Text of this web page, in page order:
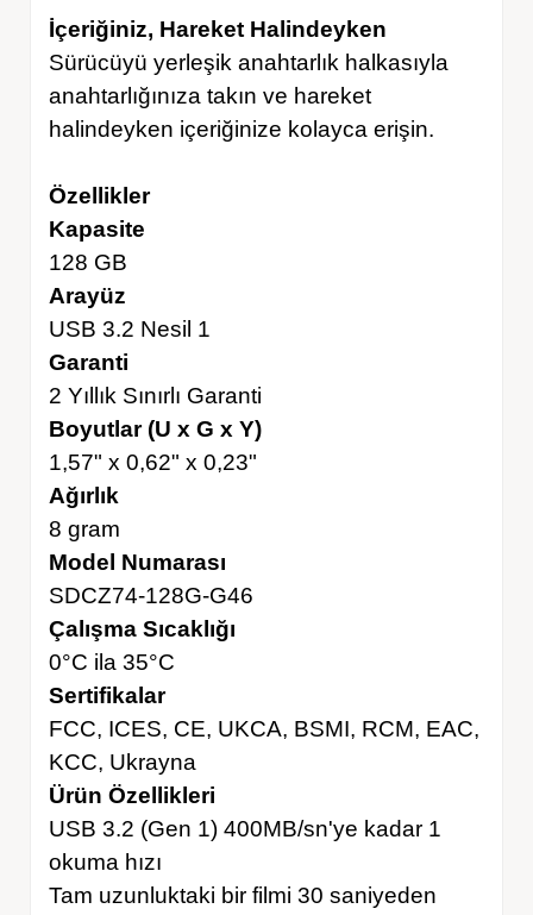
İçeriğiniz, Hareket Halindeyken
Sürücüyü yerleşik anahtarlık halkasıyla
anahtarlığınıza takın ve hareket
halindeyken içeriğinize kolayca erişin.
Özellikler
Kapasite
128 GB
Arayüz
USB 3.2 Nesil 1
Garanti
2 Yıllık Sınırlı Garanti
Boyutlar (U x G x Y)
1,57" x 0,62" x 0,23"
Ağırlık
8 gram
Model Numarası
SDCZ74-128G-G46
Çalışma Sıcaklığı
0°C ila 35°C
Sertifikalar
FCC, ICES, CE, UKCA, BSMI, RCM, EAC,
KCC, Ukrayna
Ürün Özellikleri
USB 3.2 (Gen 1) 400MB/sn'ye kadar 1
okuma hızı
Tam uzunluktaki bir filmi 30 saniyeden